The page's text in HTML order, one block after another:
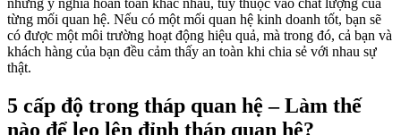
từng mối quan hệ. Nếu có một mối quan hệ kinh doanh tốt, bạn sẽ
có được một môi trường hoạt động hiệu quả, mà trong đó, cả bạn và
khách hàng của bạn đều cảm thấy an toàn khi chia sẻ với nhau sự
thật.
5 cấp độ trong tháp quan hệ – Làm thế
nào để leo lên đỉnh tháp quan hệ?